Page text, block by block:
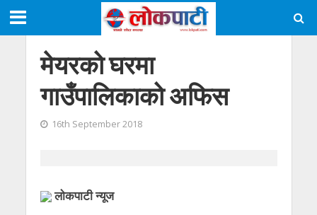
मेयरको घरमा
गाउँपालिकाको अफिस
16th September 2018
लाेकपाटी न्यूज